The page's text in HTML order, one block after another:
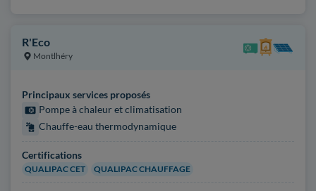
R'Eco
Montlhéry
Principaux services proposés
Pompe à chaleur et climatisation
Chauffe-eau thermodynamique
Certifications
QUALIPAC CET QUALIPAC CHAUFFAGE